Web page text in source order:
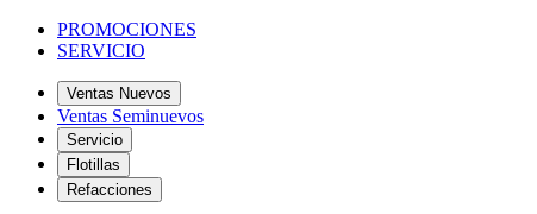
PROMOCIONES
SERVICIO
Ventas Nuevos
Ventas Seminuevos
Servicio
Flotillas
Refacciones